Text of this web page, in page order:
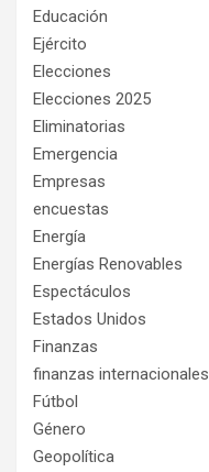
Educación
Ejército
Elecciones
Elecciones 2025
Eliminatorias
Emergencia
Empresas
encuestas
Energía
Energías Renovables
Espectáculos
Estados Unidos
Finanzas
finanzas internacionales
Fútbol
Género
Geopolítica